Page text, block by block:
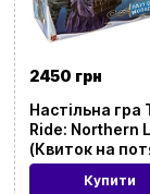
2450 грн
Настільна гра
Ride: Northern
(Квиток на
Північне
Купити